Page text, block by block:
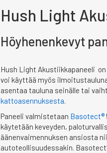
Hush Light
Höyhenenkevyt
Hush Light Akustiikkapaneeli
voi käyttää myös
asentaa tauluna seinälle tai
kattoasennuksesta
Paneeli valmistetaan Basotect®
käytetään keveyden,
äänenvaimennuksen ansiosta
autoteollisuudessakin.